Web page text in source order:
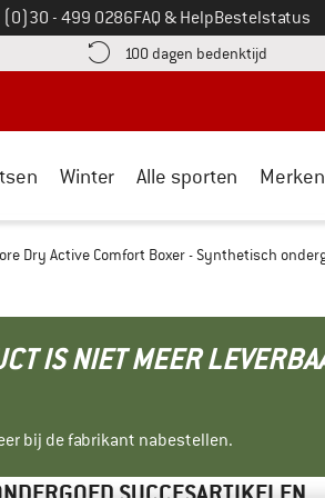
op
(0)30 - 499 0286FAQ & HelpBestelstatus
hier! Opent in een infovak
100 dagen bedenktijd Vind
Winter Alle sporten Merken
Dry Active Comfort Boxer - Synthetisch
IS NIET MEER
bij de fabrikant nabestellen.